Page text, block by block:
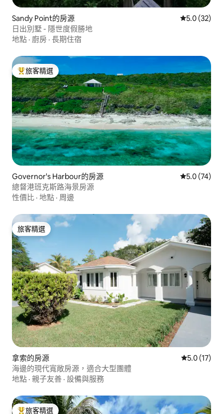
Sandy Point的房源 從 32 則評
5.0 (32)
日出別墅 - 隱世度假勝地
地點 · 廚房 · 長期住宿
旅客精選榜首
旅客精選
Governor's Harbour的房源 從 74 則評
5.0 (74)
總督港班克斯路海景房源
性價比 · 地點 · 周邊
旅客精選
旅客精選
拿索的房源 從 17 則評
5.0 (17)
海邊的現代寬敞房源，適合大型團體
地點 · 親子友善 · 設備與服務
旅客精選